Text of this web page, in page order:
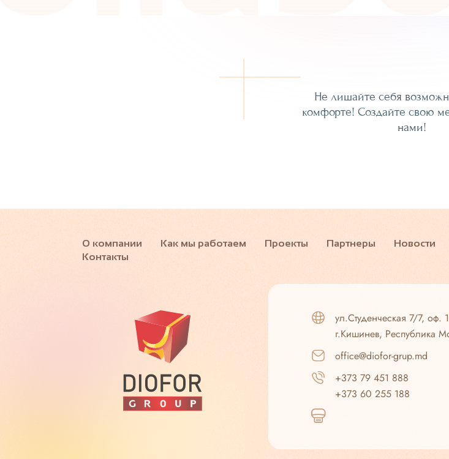
Не лишайте себя
комфорте! Создайте свою
нами!
О компании Как мы работаем Проекты Партнеры
Новости
Контакты
ул.Студенческая 7/7, оф. 1
г.Кишинев, Республика
office@diofor-grup.md
+373 79 451 888
+373 60 255 188